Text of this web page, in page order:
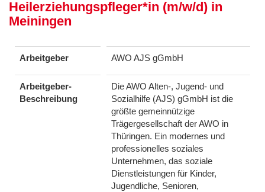
Heilerziehungspfleger*in (m/w/d) in
Meiningen
Arbeitgeber AWO AJS gGmbH
Arbeitgeber-
Beschreibung
Die AWO Alten-, Jugend- und
Sozialhilfe (AJS) gGmbH ist die
größte gemeinnützige
Trägergesellschaft der AWO in
Thüringen. Ein modernes und
professionelles soziales
Unternehmen, das soziale
Dienstleistungen für Kinder,
Jugendliche, Senioren,